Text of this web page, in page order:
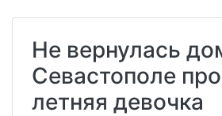
Не вернулась
Севастополе
летняя девочка